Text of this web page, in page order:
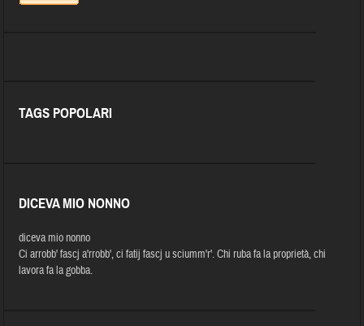
TAGS POPOLARI
DICEVA MIO NONNO
diceva mio nonno
Ci arrobb' fascj a'rrobb', ci fatij fascj u sciumm'r'. Chi ruba fa la proprietà, chi
lavora fa la gobba.